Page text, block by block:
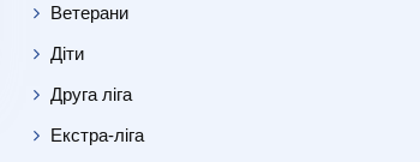
Ветерани
Діти
Друга ліга
Екстра-ліга